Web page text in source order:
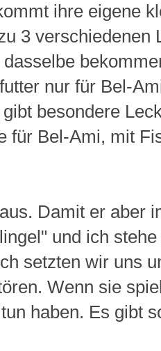
ihre eigene
3 verschiedenen
nur für Bel-
besondere
für Bel-Ami, mit
Damit er aber
und ich
setzten wir uns
Wenn sie
haben. Es gibt